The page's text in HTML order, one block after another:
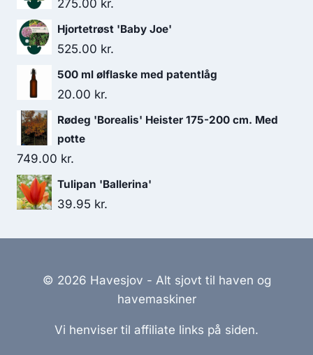
275.00 kr.
Hjortetrøst 'Baby Joe'
525.00 kr.
500 ml ølflaske med patentlåg
20.00 kr.
Rødeg 'Borealis' Heister 175-200 cm. Med
potte
749.00 kr.
Tulipan 'Ballerina'
39.95 kr.
© 2026 Havesjov - Alt sjovt til haven og
havemaskiner
Vi henviser til affiliate links på siden.